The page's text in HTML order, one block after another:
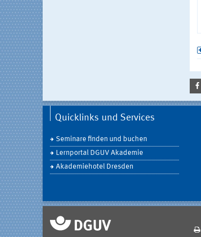
Quicklinks und Services
Seminare finden und buchen
Lernportal DGUV Akademie
Akademiehotel Dresden